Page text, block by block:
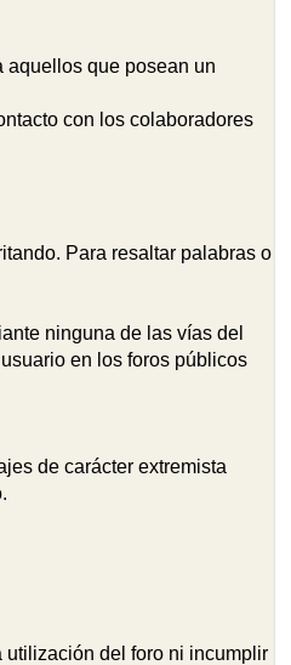
aquellos que posean un
con los colaboradores
Para resaltar palabras o
ninguna de las vías del
en los foros públicos
de carácter extremista
del foro ni incumplir